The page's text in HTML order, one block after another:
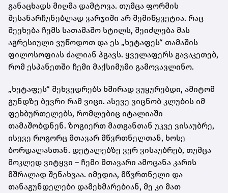
განაცხადს მიღმა დამტოვა. თუმცა ფორმის
შესანარჩუნებლად ვარჯიში არ შემიწყვეტია. რაც
შეეხება ჩემს სათამაშო სტილს, შეიძლება მას
აგრესიული ვუწოდოთ და ეს „ხეტაფეს“ თამაშის
ფილოსოფიას ძალიან ჰგავს. ყველაფერს გავაკეთებ,
რომ ესპანეთში ჩემი მაქსიმუმი გამოვავლინო.
„ხეტაფეს“ შეხვედრებს ხშირად ვუყურებდი, ამიტომ
გუნდზე ბევრი რამ ვიცი. ასევე ვიცნობ კლუბის იმ
ფეხბურთელებს, რომლებიც იტალიაში
თამაშობდნენ. ზოგიერთ მათგანთან უკვე ვისაუბრე,
ისევე როგორც მთავარ მწვრთნელთან, ხოსე
ბორდალასთან. დეტალებზე ვერ ვისაუბრებ, თუმცა
მოკლედ ვიტყვი – ჩემი მთავარი ამოცანა კარის
მშრალად შენახვაა. იმედია, მწვრთნელი და
თანაგუნდელები დამეხმარებიან, მე კი მათ